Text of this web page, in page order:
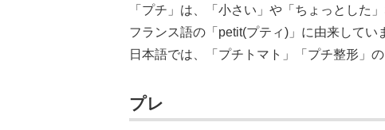
「プチ」は、「小さい」や「ちょっとした
フランス語の「petit(プティ)」に由来してい
日本語では、「プチトマト」「プチ整形」
プレ